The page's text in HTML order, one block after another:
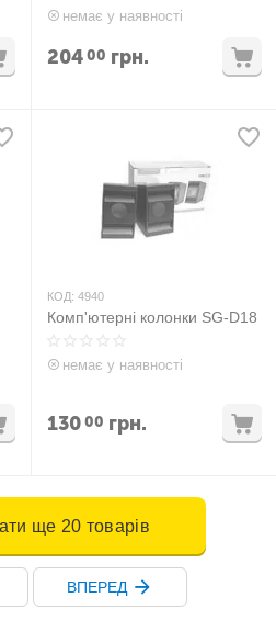
немає у наявності
20400 грн.
КОД: 4940
Комп'ютерні колонки SG-D18
немає у наявності
13000 грн.
ще 20 товарів
ВПЕРЕД